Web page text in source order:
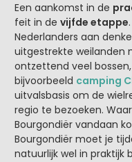
Een aankomst in de
feit in de vijfde etappe
Nederlanders aan
uitgestrekte weilanden
ontzettend veel
bijvoorbeeld camping
uitvalsbasis om de
regio te bezoeken.
Bourgondiër vandaan
Bourgondiër moet je
natuurlijk wel in praktijk